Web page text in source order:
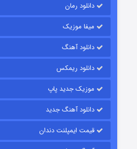
رویایی برای تو
قسمت
دانلود رمان
میفا موزیک
دانلود آهنگ
دانلود ریمکس
موزیک جدید پاپ
دانلود آهنگ جدید
قیمت ایمپلنت دندان